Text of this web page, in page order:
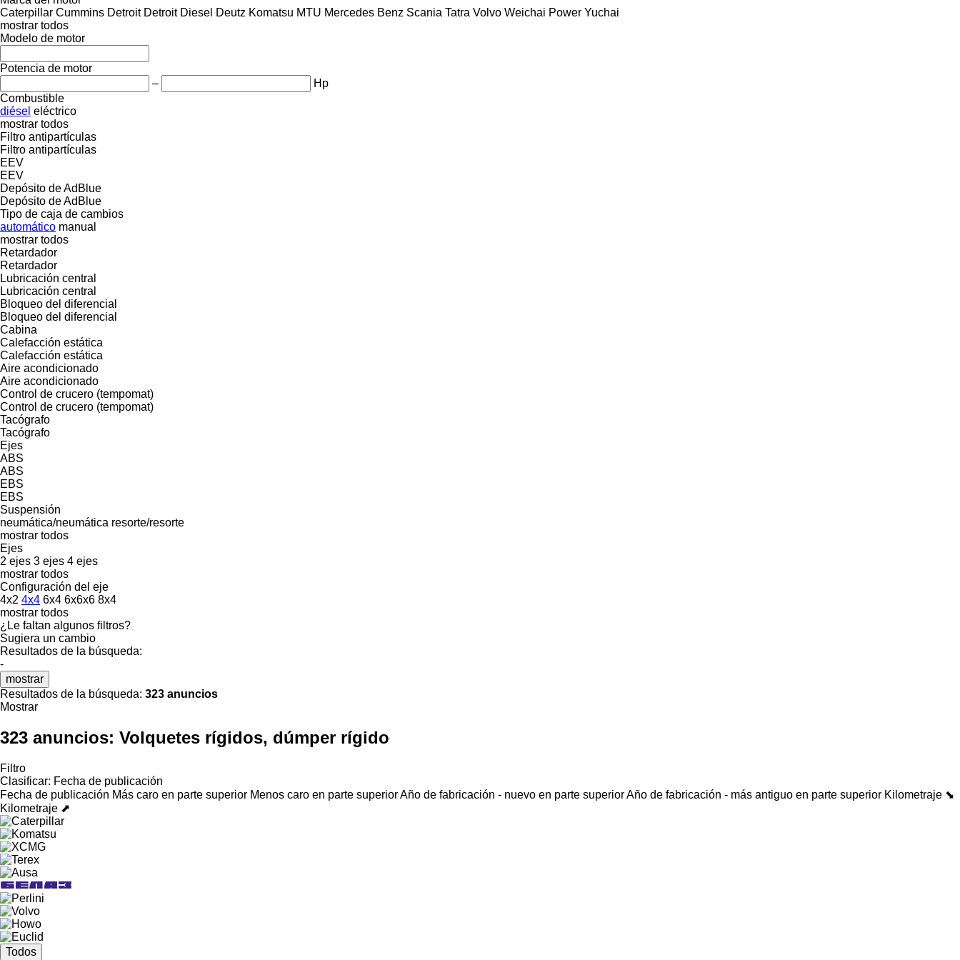
Caterpillar Cummins Detroit Detroit Diesel Deutz Komatsu MTU Mercedes Benz Scania Tatra Volvo Weichai Power Yuchai
mostrar todos
Modelo de motor
Potencia de motor
–
Hp
Combustible
diésel eléctrico
mostrar todos
Filtro antipartículas
Filtro antipartículas
EEV
EEV
Depósito de AdBlue
Depósito de AdBlue
Tipo de caja de cambios
automático manual
mostrar todos
Retardador
Retardador
Lubricación central
Lubricación central
Bloqueo del diferencial
Bloqueo del diferencial
Cabina
Calefacción estática
Calefacción estática
Aire acondicionado
Aire acondicionado
Control de crucero (tempomat)
Control de crucero (tempomat)
Tacógrafo
Tacógrafo
Ejes
ABS
ABS
EBS
EBS
Suspensión
neumática/neumática resorte/resorte
mostrar todos
Ejes
2 ejes 3 ejes 4 ejes
mostrar todos
Configuración del eje
4x2 4x4 6x4 6x6x6 8x4
mostrar todos
¿Le faltan algunos filtros?
Sugiera un cambio
Resultados de la búsqueda:
-
mostrar
Resultados de la búsqueda: 323 anuncios
Mostrar
323 anuncios: Volquetes rígidos, dúmper rígido
Filtro
Clasificar: Fecha de publicación
Fecha de publicación Más caro en parte superior Menos caro en parte superiorAño de fabricación - nuevo en parte superiorAño de fabricación - más antiguo en parte superior Kilometraje ⬊
Kilometraje ⬈
Todos